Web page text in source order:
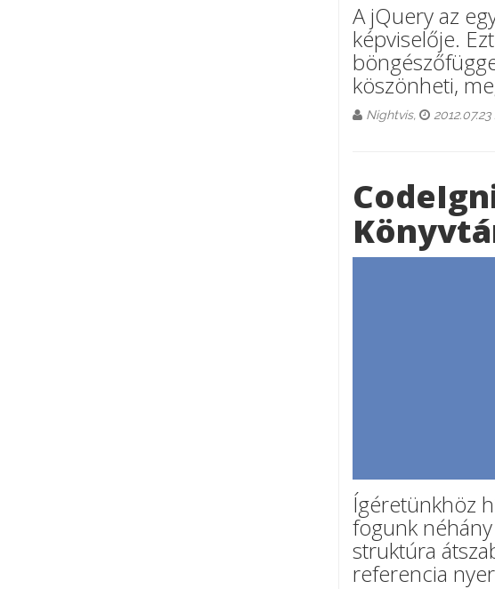
A jQuery az
képviselője.
köszönheti,
Nightvis, 2012.07.23
Ígéretünkhöz
fogunk
struktúra
referencia